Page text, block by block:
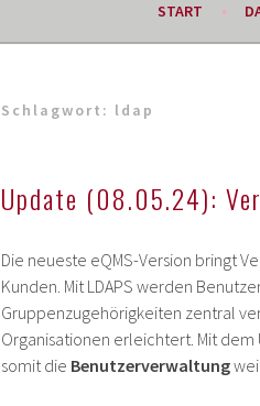
START
Schlagwort: ldap
Update (08.05.24):
Die neueste eQMS-Version bringt
Kunden. Mit LDAPS werden
Gruppenzugehörigkeiten zentral
Organisationen erleichtert. Mit
somit die Benutzerverwaltung